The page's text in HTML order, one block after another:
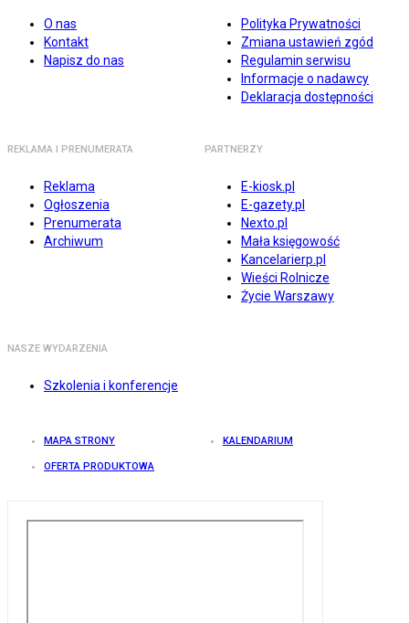
O nas
Kontakt
Napisz do nas
Polityka Prywatności
Zmiana ustawień zgód
Regulamin serwisu
Informacje o nadawcy
Deklaracja dostępności
REKLAMA I PRENUMERATA
Reklama
Ogłoszenia
Prenumerata
Archiwum
PARTNERZY
E-kiosk.pl
E-gazety.pl
Nexto.pl
Mała księgowość
Kancelarierp.pl
Wieści Rolnicze
Życie Warszawy
NASZE WYDARZENIA
Szkolenia i konferencje
MAPA STRONY KALENDARIUM
OFERTA PRODUKTOWA